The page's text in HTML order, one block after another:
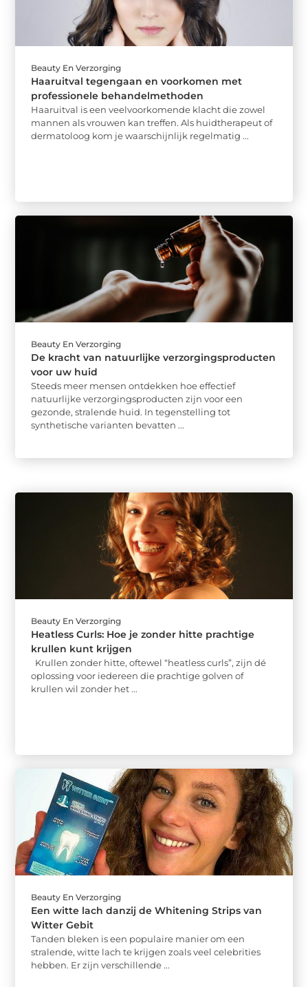
Beauty En Verzorging
Haaruitval tegengaan en voorkomen met
professionele behandelmethoden
Haaruitval is een veelvoorkomende klacht die zowel
mannen als vrouwen kan treffen. Als huidtherapeut of
dermatoloog kom je waarschijnlijk regelmatig ...
Beauty En Verzorging
De kracht van natuurlijke verzorgingsproducten
voor uw huid
Steeds meer mensen ontdekken hoe effectief
natuurlijke verzorgingsproducten zijn voor een
gezonde, stralende huid. In tegenstelling tot
synthetische varianten bevatten ...
Beauty En Verzorging
Heatless Curls: Hoe je zonder hitte prachtige
krullen kunt krijgen
Krullen zonder hitte, oftewel “heatless curls”, zijn dé
oplossing voor iedereen die prachtige golven of
krullen wil zonder het ...
Beauty En Verzorging
Een witte lach danzij de Whitening Strips van
Witter Gebit
Tanden bleken is een populaire manier om een
stralende, witte lach te krijgen zoals veel celebrities
hebben. Er zijn verschillende ...